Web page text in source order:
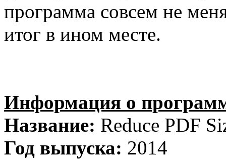
программа совсем не
итог в ином месте.
Информация о
Название: Reduce PDF
Год выпуска: 2014